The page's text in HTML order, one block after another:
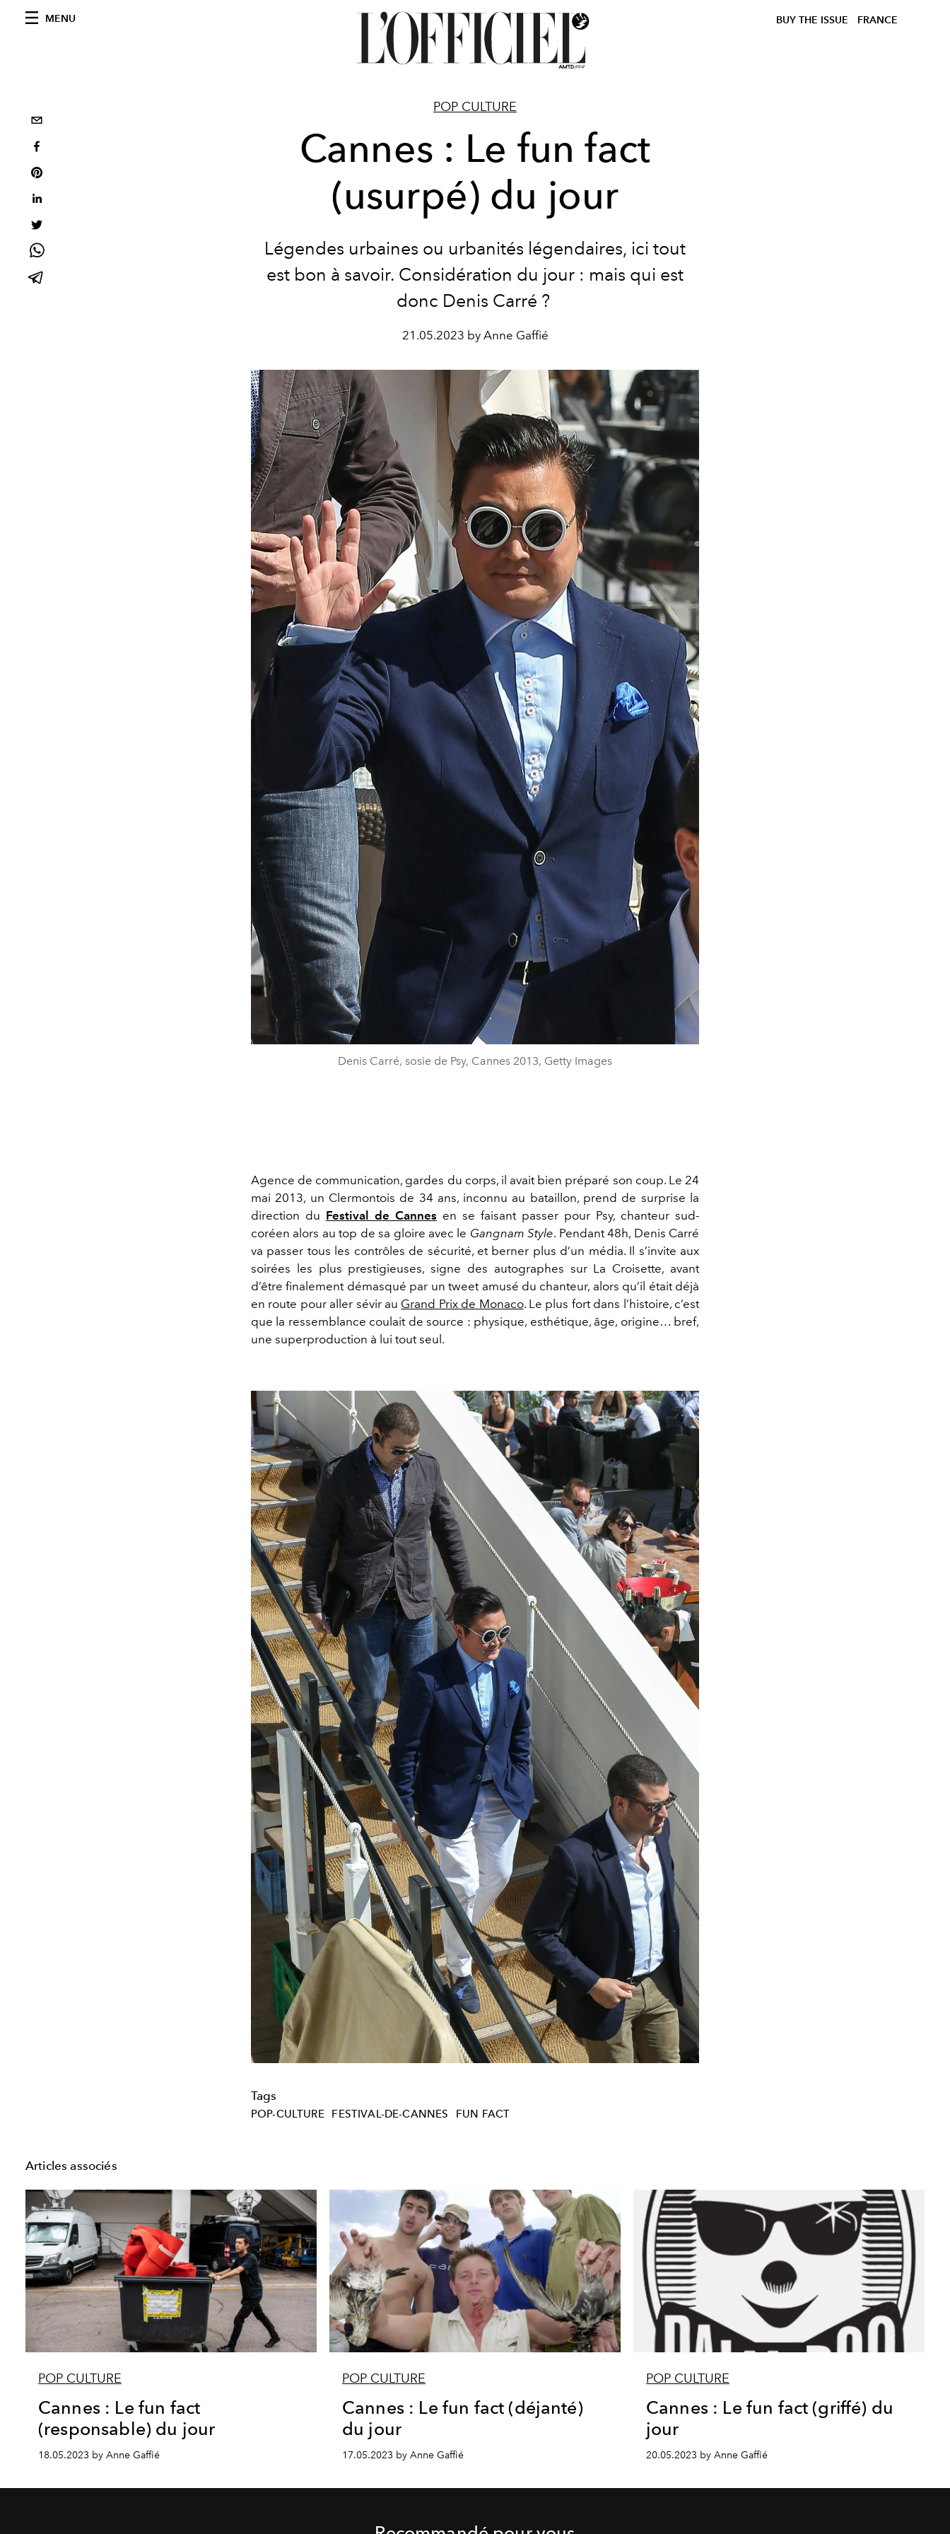
MENU BUY THE ISSUE FRANCE
POP CULTURE
Cannes : Le fun fact
(usurpé) du jour
Légendes urbaines ou urbanités légendaires, ici tout
est bon à savoir. Considération du jour : mais qui est
donc Denis Carré ?
21.05.2023 by Anne Gaffié
Denis Carré, sosie de Psy, Cannes 2013, Getty Images
Agence de communication, gardes du corps, il avait bien préparé son coup. Le 24
mai 2013, un Clermontois de 34 ans, inconnu au bataillon, prend de surprise la
direction du Festival de Cannes en se faisant passer pour Psy, chanteur sud-
coréen alors au top de sa gloire avec le Gangnam Style. Pendant 48h, Denis Carré
va passer tous les contrôles de sécurité, et berner plus d’un média. Il s’invite aux
soirées les plus prestigieuses, signe des autographes sur La Croisette, avant
d’être finalement démasqué par un tweet amusé du chanteur, alors qu’il était déjà
en route pour aller sévir au Grand Prix de Monaco. Le plus fort dans l’histoire, c’est
que la ressemblance coulait de source : physique, esthétique, âge, origine… bref,
une superproduction à lui tout seul.
Tags
POP-CULTURE FESTIVAL-DE-CANNES FUN FACT
Articles associés
POP CULTURE
Cannes : Le fun fact
(responsable) du jour
18.05.2023 by Anne Gaffié
POP CULTURE
Cannes : Le fun fact (déjanté)
du jour
17.05.2023 by Anne Gaffié
POP CULTURE
Cannes : Le fun fact (griffé) du
jour
20.05.2023 by Anne Gaffié